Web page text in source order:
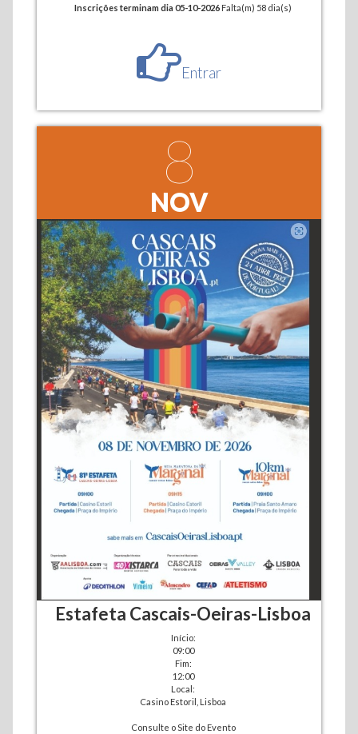
Inscrições terminam dia 05-10-2026 Falta(m) 58 dia(s)
Entrar
8
NOV
Estafeta Cascais-Oeiras-Lisboa
Início:
09:00
Fim:
12:00
Local:
Casino Estoril, Lisboa
Consulte o Site do Evento